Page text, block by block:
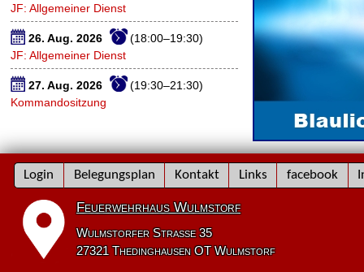
JF: Allgemeiner Dienst
26. Aug. 2026
(18:00–19:30)
JF: Allgemeiner Dienst
27. Aug. 2026
(19:30–21:30)
Kommandositzung
Navigation
überspringen
Login Belegungsplan Kontakt Links facebook
Feuerwehrhaus Wulmstorf
Wulmstorfer Straße 35
27321 Thedinghausen OT Wulmstorf